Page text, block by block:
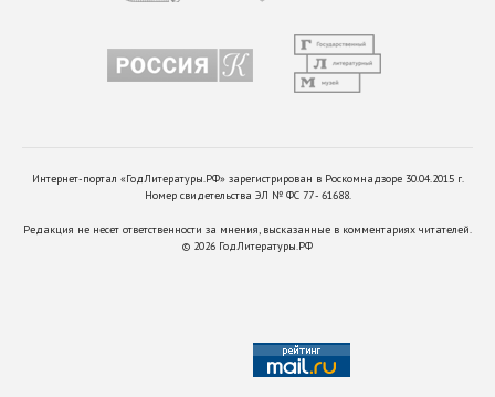
Интернет-портал «ГодЛитературы.РФ» зарегистрирован в Роскомнадзоре 30.04.2015 г.
Номер свидетельства ЭЛ № ФС 77 - 61688.
Редакция не несет ответственности за мнения, высказанные в комментариях читателей.
© 2026 ГодЛитературы.РФ